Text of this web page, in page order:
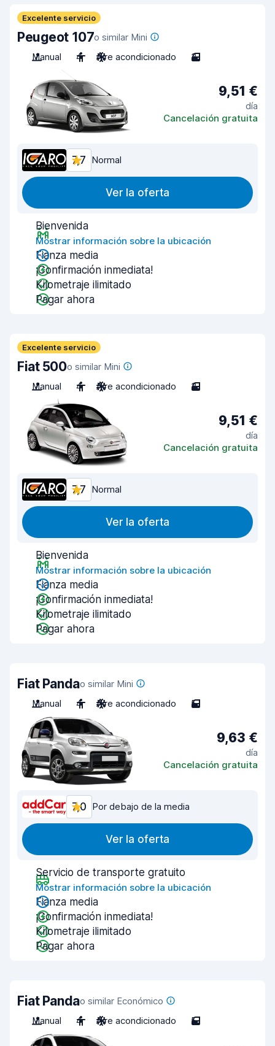
Excelente servicio
Peugeot 107o similar Mini
Manual
4 Aire acondicionado 3
9,51 €
día
Cancelación gratuita
7,7 Normal
Ver la oferta
Bienvenida
Mostrar información sobre la ubicación
Fianza media
¡Confirmación inmediata!
Kilometraje ilimitado
Pagar ahora
Excelente servicio
Fiat 500o similar Mini
Manual
4 Aire acondicionado 3
9,51 €
día
Cancelación gratuita
7,7 Normal
Ver la oferta
Bienvenida
Mostrar información sobre la ubicación
Fianza media
¡Confirmación inmediata!
Kilometraje ilimitado
Pagar ahora
Fiat Pandao similar Mini
Manual
4 Aire acondicionado 5
9,63 €
día
Cancelación gratuita
7,0 Por debajo de la media
Ver la oferta
Servicio de transporte gratuito
Mostrar información sobre la ubicación
Fianza media
¡Confirmación inmediata!
Kilometraje ilimitado
Pagar ahora
Fiat Pandao similar Económico
Manual
4 Aire acondicionado 5